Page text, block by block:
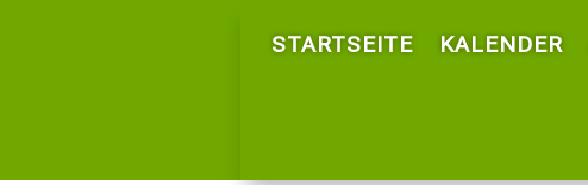
STARTSEITE KALENDER